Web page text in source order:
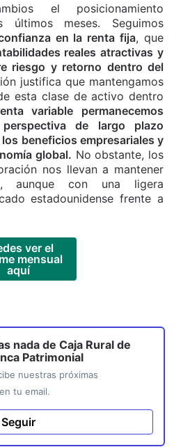
el posicionamiento
últimos meses. Seguimos
en la renta fija, que
reales atractivas y
riesgo y retorno dentro del
justifica que mantengamos
esta clase de activo dentro
variable permanecemos
de largo plazo
beneficios empresariales y
global. No obstante, los
nos llevan a mantener
aunque con una ligera
estadounidense frente a
ver el
mensual
aquí
nada de Caja Rural de
Patrimonial
nuestras próximas
tu email.
Seguir